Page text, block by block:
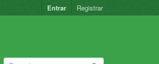
Entrar Registrar